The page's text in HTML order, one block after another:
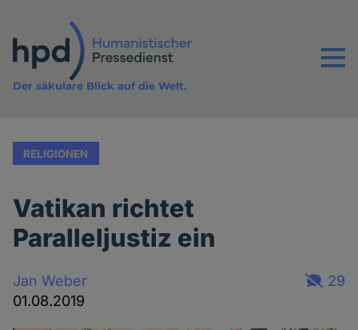
Inhalt
Menu
Der säkulare Blick auf die Welt.
RELIGIONEN
Vatikan richtet
Paralleljustiz ein
Jan Weber
01.08.2019
29